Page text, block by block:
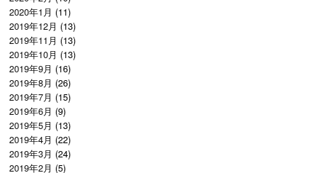
2020年1月 (11)
2019年12月 (13)
2019年11月 (13)
2019年10月 (13)
2019年9月 (16)
2019年8月 (26)
2019年7月 (15)
2019年6月 (9)
2019年5月 (13)
2019年4月 (22)
2019年3月 (24)
2019年2月 (5)